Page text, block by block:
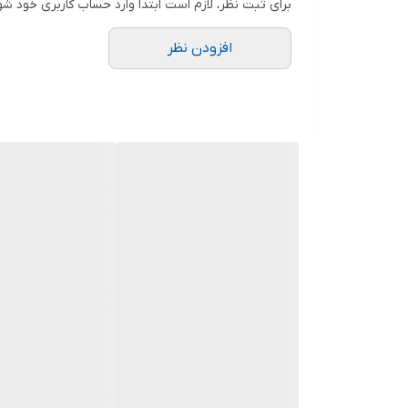
برای ثبت نظر، لازم است ابتدا وارد حساب کاربری خود
افزودن نظر